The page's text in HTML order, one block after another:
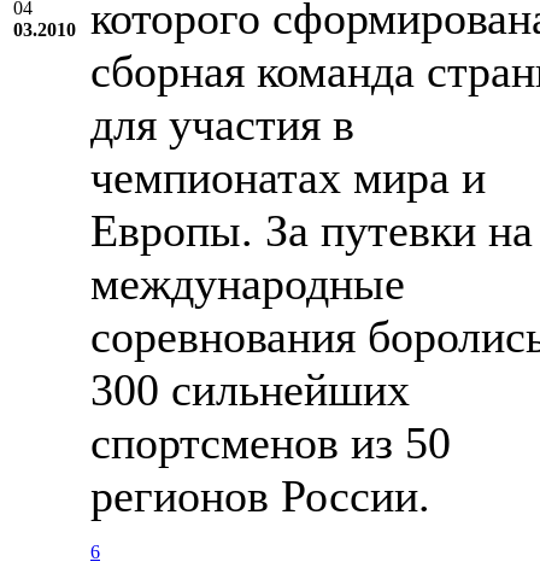
04
03.2010
которого
сборная команда
для участия в
чемпионатах мира и
Европы. За путевки на
международные
соревнования
300 сильнейших
спортсменов из 50
регионов России.
6